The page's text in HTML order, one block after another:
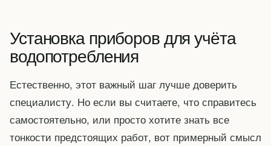
Установка приборов для учёта
водопотребления
Естественно, этот важный шаг лучше доверить
специалисту. Но если вы считаете, что справитесь
самостоятельно, или просто хотите знать все
тонкости предстоящих работ, вот примерный смысл